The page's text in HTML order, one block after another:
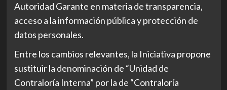
Autoridad Garante en materia de transparencia,
acceso a la información pública y protección de
datos personales.
Entre los cambios relevantes, la Iniciativa propone
sustituir la denominación de “Unidad de
Contraloría Interna” por la de “Contraloría